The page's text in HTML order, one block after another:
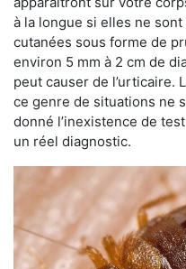
à la longue si elles ne
cutanées sous forme de
environ 5 mm à 2 cm de
peut causer de l’urticaire.
ce genre de situations ne
donné l’inexistence de
un réel diagnostic.